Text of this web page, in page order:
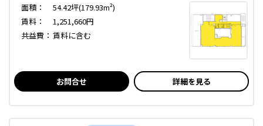
面積：
54.42坪(179.93m²)
賃料：
1,251,660円
共益費： 賃料に含む
お問合せ 詳細を見る